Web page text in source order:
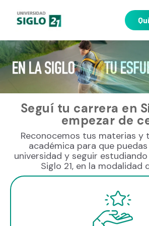
Seguí tu carrera en
empezar de
Reconocemos tus materias
académica para que
universidad y seguir
Siglo 21, en la modalidad